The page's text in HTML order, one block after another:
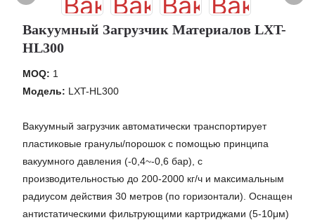
Вакуумный Загрузчик Материалов LXT-
HL300
MOQ: 1
Модель: LXT-HL300
Вакуумный загрузчик автоматически транспортирует
пластиковые гранулы/порошок с помощью принципа
вакуумного давления (-0,4~-0,6 бар), с
производительностью до 200-2000 кг/ч и максимальным
радиусом действия 30 метров (по горизонтали). Оснащен
антистатическими фильтрующими картриджами (5-10μм)